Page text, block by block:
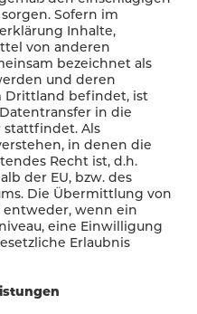
Sofern im
Inhalte,
von anderen
bezeichnet als
und deren
Drittland befindet, ist
in die
stattfindet. Als
in denen die
Recht ist, d.h.
der EU, bzw. des
Die Übermittlung von
wenn ein
eine Einwilligung
Erlaubnis